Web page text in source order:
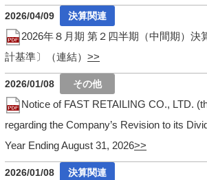
2026/04/09
2026年８月期 第２四半期（中間期）決
計基準〕（連結）
2026/01/08
Notice of FAST RETAILING CO., LTD.
regarding the Company’s Revision to its
Year Ending August 31, 2026
2026/01/08